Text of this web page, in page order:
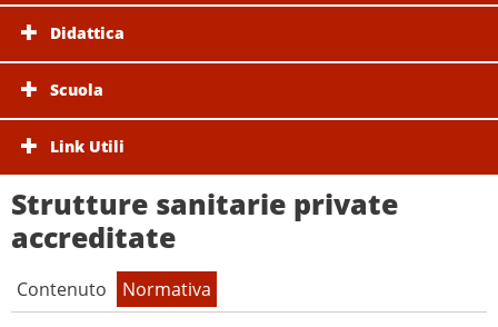
Didattica
Scuola
Link Utili
Strutture sanitarie private
accreditate
Contenuto Normativa